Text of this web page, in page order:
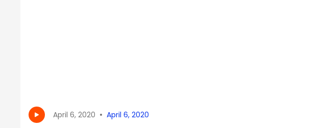
April 6, 2020 • April 6, 2020